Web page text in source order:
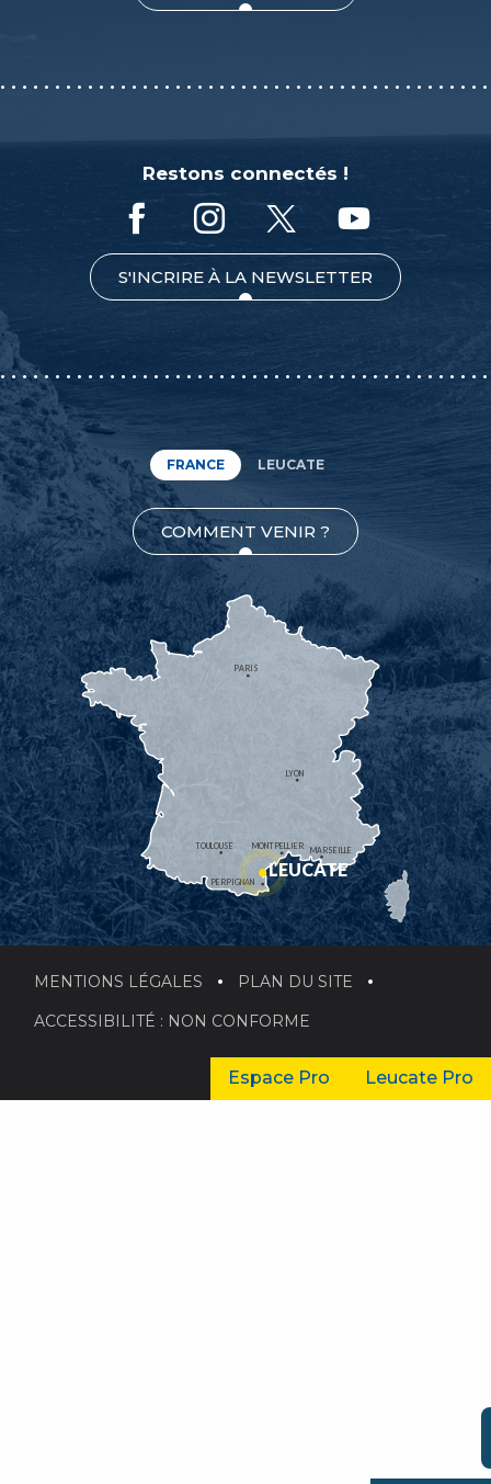
Restons connectés !
S'INCRIRE À LA NEWSLETTER
FRANCE LEUCATE
COMMENT VENIR ?
MONTPELLIER
PERPIGNAN
MARSEILLE
TOULOUSE
LYON
PARIS
LEUCATE
MENTIONS LÉGALES PLAN DU SITE
ACCESSIBILITÉ : NON CONFORME
Espace Pro Leucate Pro